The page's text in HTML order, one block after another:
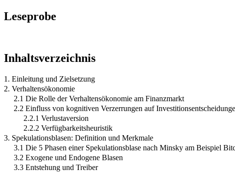
Leseprobe
Inhaltsverzeichnis
1. Einleitung und Zielsetzung
2. Verhaltensökonomie
2.1 Die Rolle der Verhaltensökonomie am Finanzmarkt
2.2 Einfluss von kognitiven Verzerrungen auf
2.2.1 Verlustaversion
2.2.2 Verfügbarkeitsheuristik
3. Spekulationsblasen: Definition und Merkmale
3.1 Die 5 Phasen einer Spekulationsblase nach Minsky am Beispiel
3.2 Exogene und Endogene Blasen
3.3 Entstehung und Treiber